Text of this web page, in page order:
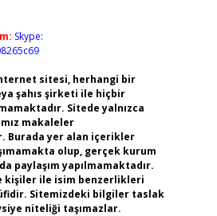
Skype:
sitesi, herhangi bir
şahıs şirketi ile hiçbir
Sitede yalnızca
makaleler
Burada yer alan içerikler
olup, gerçek kurum
paylaşım yapılmamaktadır.
kişiler ile isim benzerlikleri
Sitemizdeki bilgiler taslak
niteliği taşımazlar.